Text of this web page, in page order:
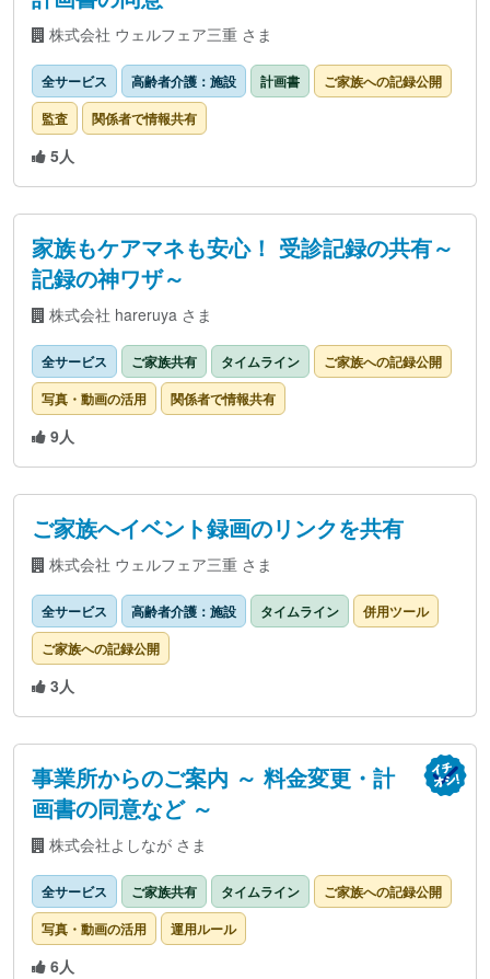
株式会社 ウェルフェア三重 さま
全サービス 高齢者介護：施設 計画書
ご家族への記録公開
監査
関係者で情報共有
5人
家族もケアマネも安心！ 受診記録の共有～
記録の神ワザ～
株式会社 hareruya さま
全サービス ご家族共有 タイムライン
ご家族への記録公開
写真・動画の活用
関係者で情報共有
9人
ご家族へイベント録画のリンクを共有
株式会社 ウェルフェア三重 さま
全サービス 高齢者介護：施設 タイムライン
併用ツール
ご家族への記録公開
3人
事業所からのご案内 ～ 料金変更・計
画書の同意など ～
株式会社よしなが さま
全サービス ご家族共有 タイムライン
ご家族への記録公開
写真・動画の活用
運用ルール
6人